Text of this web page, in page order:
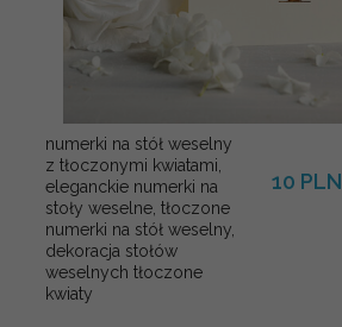
numerki na stół weselny
z tłoczonymi kwiatami,
eleganckie numerki na
stoły weselne, tłoczone
numerki na stół weselny,
dekoracja stołów
weselnych tłoczone
kwiaty
10 PLN